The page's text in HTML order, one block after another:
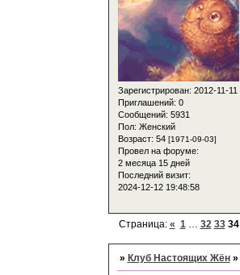
Зарегистрирован: 2012-11-11
Приглашений: 0
Сообщений: 5931
Пол: Женский
Возраст: 54[1971-09-03]
Провел на форуме:
2 месяца 15 дней
Последний визит:
2024-12-12 19:48:58
Страница: « 1 … 32 33 34
» Клуб Настоящих Жён »